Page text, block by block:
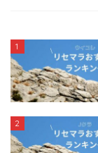
1
2